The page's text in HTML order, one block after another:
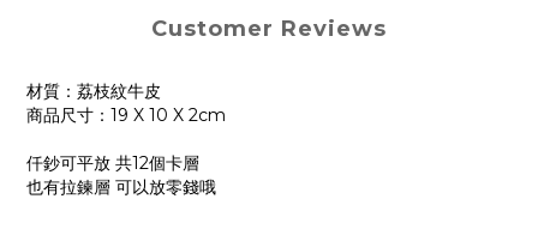
Customer Reviews
材質：荔枝紋牛皮
商品尺寸：19 X 10 X 2cm
仟鈔可平放 共12個卡層
也有拉鍊層 可以放零錢哦